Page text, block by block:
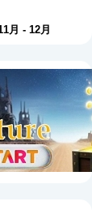
月 -12月